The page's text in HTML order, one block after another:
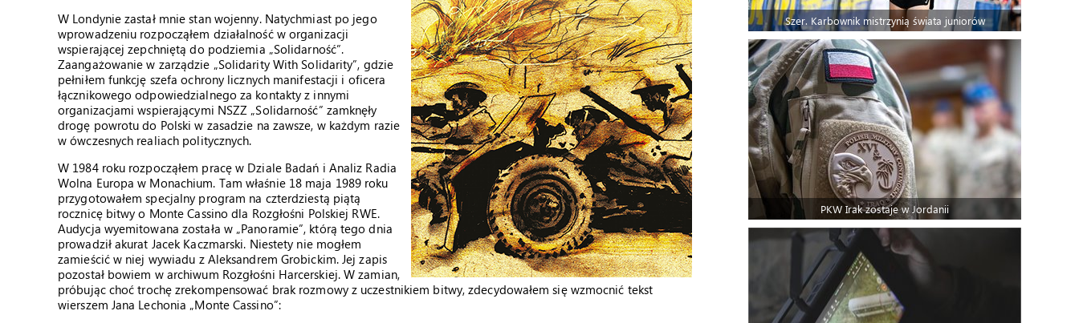
W Londynie zastał mnie stan wojenny. Natychmiast po jego
wprowadzeniu rozpocząłem działalność w organizacji
wspierającej zepchniętą do podziemia „Solidarność”.
Zaangażowanie w zarządzie „Solidarity With Solidarity”, gdzie
pełniłem funkcję szefa ochrony licznych manifestacji i oficera
łącznikowego odpowiedzialnego za kontakty z innymi
organizacjami wspierającymi NSZZ „Solidarność” zamknęły
drogę powrotu do Polski w zasadzie na zawsze, w każdym razie
w ówczesnych realiach politycznych.
W 1984 roku rozpocząłem pracę w Dziale Badań i Analiz Radia
Wolna Europa w Monachium. Tam właśnie 18 maja 1989 roku
przygotowałem specjalny program na czterdziestą piątą
rocznicę bitwy o Monte Cassino dla Rozgłośni Polskiej RWE.
Audycja wyemitowana została w „Panoramie”, którą tego dnia
prowadził akurat Jacek Kaczmarski. Niestety nie mogłem
zamieścić w niej wywiadu z Aleksandrem Grobickim. Jej zapis
pozostał bowiem w archiwum Rozgłośni Harcerskiej. W zamian,
próbując choć trochę zrekompensować brak rozmowy z uczestnikiem bitwy, zdecydowałem się wzmocnić tekst
wierszem Jana Lechonia „Monte Cassino”:
Szer. Karbownik mistrzynią świata juniorów
PKW Irak zostaje w Jordanii